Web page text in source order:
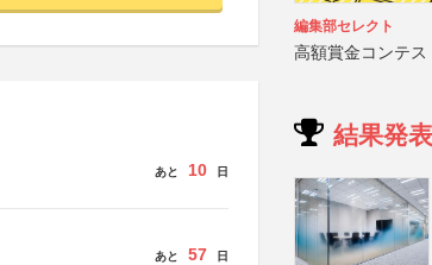
あと 10 日
あと 57 日
編集部セレクト
高額賞金コンテス
結果発表